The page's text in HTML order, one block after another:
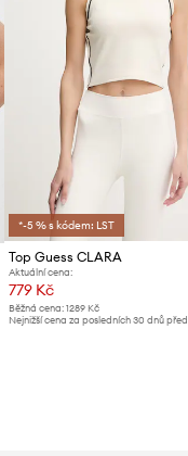
*-5 % s kódem: LST
Top Guess CLARA
Aktuální cena:
779 Kč
Běžná cena: 1289 Kč
Nejnižší cena za posledních 30 dnů